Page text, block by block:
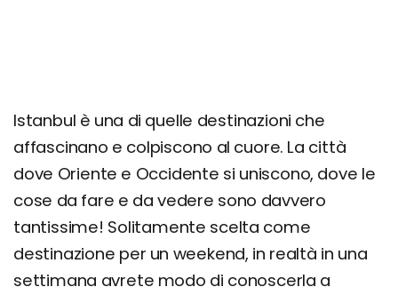
Escursione alle Isole dei Principi
Giorno 6
Escursione a Bursa
Giorno 7
Escursione a Gallipoli
Quanto costa una settimana a Istanbul
Istanbul è una di quelle destinazioni che
affascinano e colpiscono al cuore. La città
dove Oriente e Occidente si uniscono, dove le
cose da fare e da vedere sono davvero
tantissime! Solitamente scelta come
destinazione per un weekend, in realtà in una
settimana avrete modo di conoscerla a